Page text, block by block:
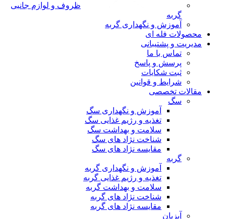
ظروف و لوازم جانبی
گربه
آموزش و نگهداری گربه
محصولات فله ای
مدیریت و پشتیبانی
تماس با ما
پرسش و پاسخ
ثبت شکایات
شرایط و قوانین
مقالات تخصصی
سگ
آموزش و نگهداری سگ
تغذیه و رژیم غذایی سگ
سلامت و بهداشت سگ
شناخت نژاد های سگ
مقایسه نژاد های سگ
گربه
آموزش و نگهداری گربه
تغذیه و رژیم غذایی گربه
سلامت و بهداشت گربه
شناخت نژاد های گربه
مقایسه نژاد های گربه
آبزیان